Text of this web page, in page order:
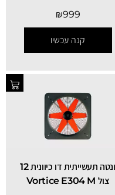
₪999
קנה עכשיו
ונטה תעשייתית דו כיוונית 12
צול Vortice E304 M